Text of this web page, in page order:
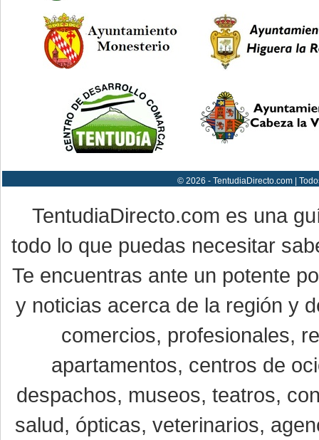
© 2026 - TentudiaDirecto.com |
TentudiaDirecto.com es una
todo lo que puedas necesitar
Te encuentras ante un potente
y noticias acerca de la región y
comercios, profesionales,
apartamentos, centros de
despachos, museos, teatros,
salud, ópticas, veterinarios,